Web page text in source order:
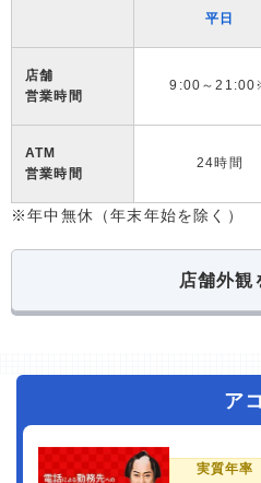
平日
店舗
営業時間
9:00～
ATM
営業時間
24時間
※年中無休（年末年始を除く）
店舗外観
ア
実質年率